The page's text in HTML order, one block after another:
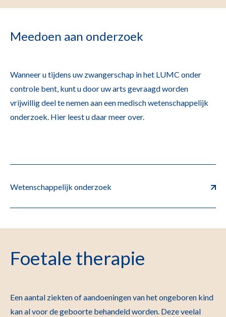
Meedoen aan onderzoek
Wanneer u tijdens uw zwangerschap in het LUMC onder
controle bent, kunt u door uw arts gevraagd worden
vrijwillig deel te nemen aan een medisch wetenschappelijk
onderzoek. Hier leest u daar meer over.
Wetenschappelijk onderzoek
Foetale therapie
Een aantal ziekten of aandoeningen van het ongeboren kind
kan al voor de geboorte behandeld worden. Deze veelal